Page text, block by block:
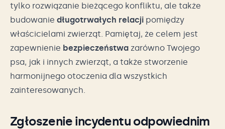
tylko rozwiązanie bieżącego konfliktu, ale także
budowanie długotrwałych relacji pomiędzy
właścicielami zwierząt. Pamiętaj, że celem jest
zapewnienie bezpieczeństwa zarówno Twojego
psa, jak i innych zwierząt, a także stworzenie
harmonijnego otoczenia dla wszystkich
zainteresowanych.
Zgłoszenie incydentu odpowiednim